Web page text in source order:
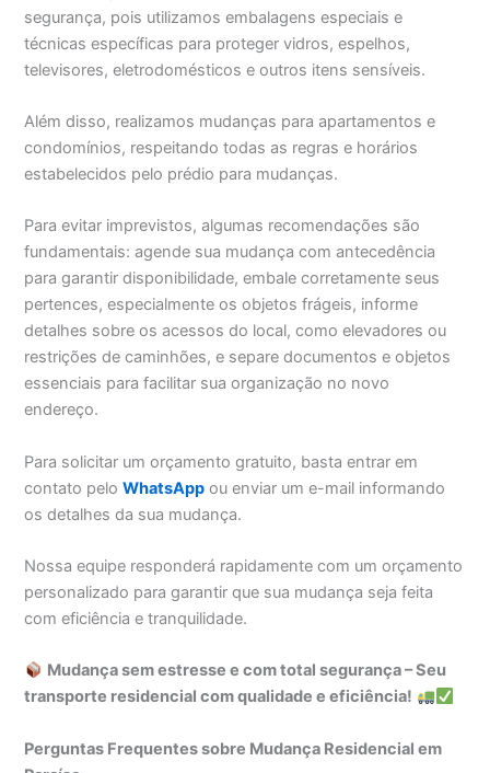
segurança, pois utilizamos embalagens especiais e
técnicas específicas para proteger vidros, espelhos,
televisores, eletrodomésticos e outros itens sensíveis.
Além disso, realizamos mudanças para apartamentos e
condomínios, respeitando todas as regras e horários
estabelecidos pelo prédio para mudanças.
Para evitar imprevistos, algumas recomendações são
fundamentais: agende sua mudança com antecedência
para garantir disponibilidade, embale corretamente seus
pertences, especialmente os objetos frágeis, informe
detalhes sobre os acessos do local, como elevadores ou
restrições de caminhões, e separe documentos e objetos
essenciais para facilitar sua organização no novo
endereço.
Para solicitar um orçamento gratuito, basta entrar em
contato peloWhatsApp ou enviar um e-mail informando
os detalhes da sua mudança.
Nossa equipe responderá rapidamente com um orçamento
personalizado para garantir que sua mudança seja feita
com eficiência e tranquilidade.
Mudança sem estresse e com total segurança – Seu
transporte residencial com qualidade e eficiência!
Perguntas Frequentes sobre Mudança Residencial em